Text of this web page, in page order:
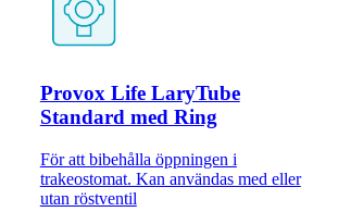
Provox Life LaryTube
Standard med Ring
För att bibehålla öppningen i
trakeostomat. Kan användas med eller
utan röstventil